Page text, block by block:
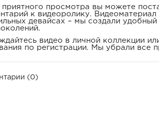
приятного просмотра вы можете
к видеоролику.
девайсах – мы создали
видео в личной коллекции
по регистрации. Мы убрали все
(0)